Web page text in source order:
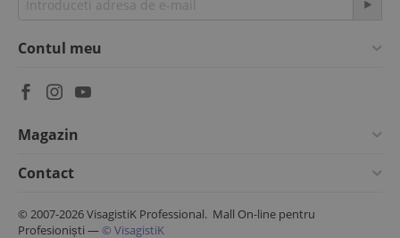
Contul meu
Magazin
Contact
© 2007-2026 VisagistiK Professional. Mall On-line pentru
Profesioniști —© VisagistiK